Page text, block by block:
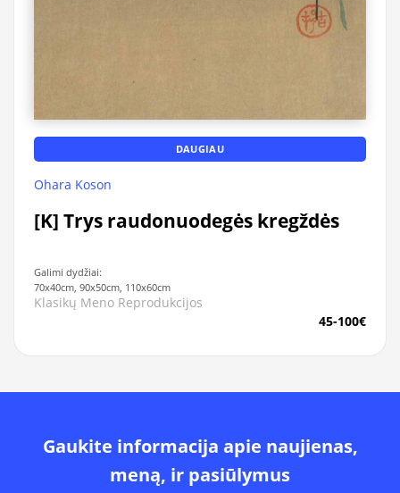
DAUGIAU
Ohara Koson
[K] Trys raudonuodegės kregždės
Galimi dydžiai:
70x40cm, 90x50cm, 110x60cm
Klasikų Meno Reprodukcijos
45-100€
Gaukite informacija apie naujienas,
meną, ir pasiūlymus